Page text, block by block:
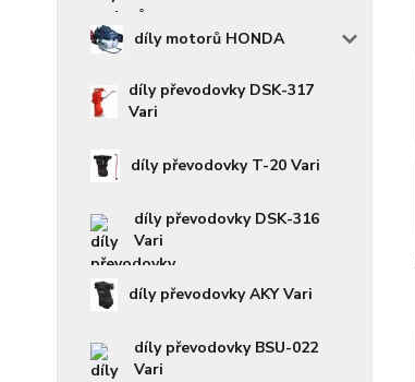
díly motorů HONDA
díly převodovky DSK-317
Vari
díly převodovky T-20 Vari
díly převodovky DSK-316
Vari
díly převodovky AKY Vari
díly převodovky BSU-022
Vari